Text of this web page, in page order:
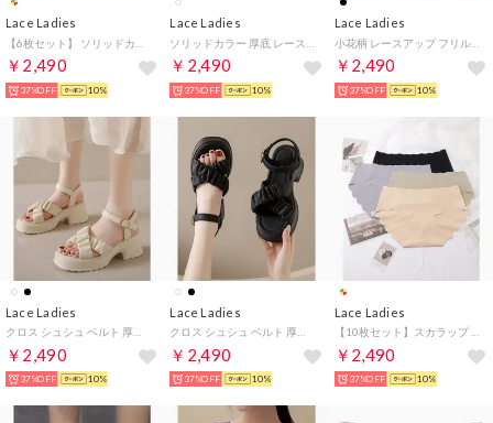
Lace Ladies
￥2,490
37%OFF 10%
Lace Ladies
￥2,490
37%OFF 10%
Lace Ladies
小花柄 レースアップ フリル ワンピース 水着【返品不可商品】 （ブラック）
￥2,490
37%OFF 10%
Lace Ladies
￥2,490
37%OFF 10%
Lace Ladies
￥2,490
37%OFF 10%
Lace Ladies
￥2,490
37%OFF 10%